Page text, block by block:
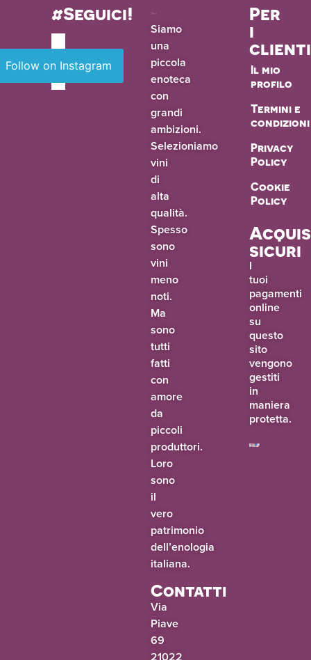
Siamo
una
piccola
enoteca
con
grandi
ambizioni.
Selezioniamo
vini
di
alta
qualità.
Spesso
sono
vini
meno
noti.
Ma
sono
tutti
fatti
con
amore
da
piccoli
produttori.
Loro
sono
il
vero
patrimonio
dell’enologia
italiana.
Contatti
Via
Piave
69
Per
i
clienti
Il mio
profilo
Termini e
condizioni
Privacy
Policy
Cookie
Policy
sicuri
I
tuoi
pagamenti
online
su
questo
sito
vengono
gestiti
in
maniera
protetta.
#Seguici!
Follow on Instagram